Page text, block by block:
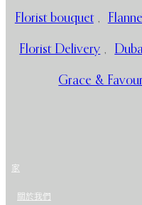
Florist bouquet ,
Florist Delivery ,
Grace &
家
關於我們